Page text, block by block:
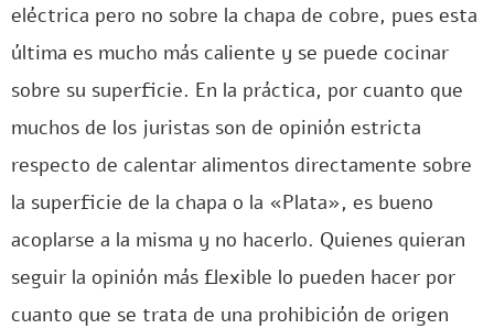
eléctrica pero no sobre la chapa de cobre, pues esta
última es mucho más caliente y se puede cocinar
sobre su superficie. En la práctica, por cuanto que
muchos de los juristas son de opinión estricta
respecto de calentar alimentos directamente sobre
la superficie de la chapa o la «Plata», es bueno
acoplarse a la misma y no hacerlo. Quienes quieran
seguir la opinión más flexible lo pueden hacer por
cuanto que se trata de una prohibición de origen